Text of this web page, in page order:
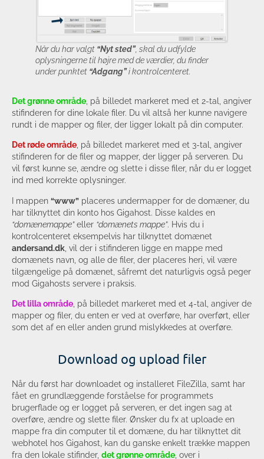
Når du har valgt “Nyt sted”, skal du udfylde
oplysningerne til højre med de værdier, du finder
under punktet “Adgang”i kontrolcenteret.
Det grønne område , på billedet markeret med et 2-tal, angiver
stifinderen for dine lokale filer. Du vil altså her kunne navigere
rundt i de mapper og filer, der ligger lokalt på din computer.
Det røde område, på billedet markeret med et 3-tal, angiver
stifinderen for de filer og mapper, der ligger på serveren. Du
vil først kunne se, ændre og slette i disse filer, når du er logget
ind med korrekte oplysninger.
I mappen “www” placeres undermapper for de domæner, du
har tilknyttet din konto hos Gigahost. Disse kaldes en
“domænemappe”eller “domænets mappe”. Hvis du i
kontrolcenteret eksempelvis har tilknyttet domænet
andersand.dk , vil der i stifinderen ligge en mappe med
domænets navn, og alle de filer, der placeres heri, vil være
tilgængelige på domænet, såfremt det naturligvis også peger
mod Gigahosts servere i praksis.
Det lilla område , på billedet markeret med et 4-tal, angiver de
mapper og filer, du enten er ved at overføre, har overført, eller
som det af en eller anden grund mislykkedes at overføre.
Download og upload filer
Når du først har downloadet og installeret FileZilla, samt har
fået en grundlæggende forståelse for programmets
brugerflade og er logget på serveren, er det ingen sag at
overføre, ændre og slette filer. Ønsker du fx at uploade en
mappe fra din computer til et domæne, du har tilknyttet dit
webhotel hos Gigahost, kan du ganske enkelt trække mappen
fra den lokale stifinder, det grønne område , over i